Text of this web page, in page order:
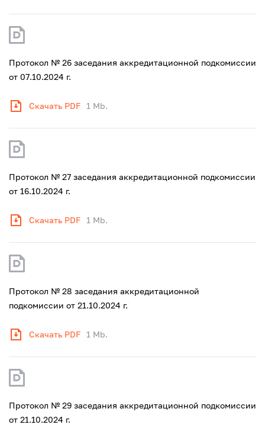
Протокол № 26 заседания аккредитационной подкомиссии
от 07.10.2024 г.
Скачать PDF 1 Mb.
Протокол № 27 заседания аккредитационной подкомиссии
от 16.10.2024 г.
Скачать PDF 1 Mb.
Протокол № 28 заседания аккредитационной
подкомиссии от 21.10.2024 г.
Скачать PDF 1 Mb.
Протокол № 29 заседания аккредитационной подкомиссии
от 21.10.2024 г.